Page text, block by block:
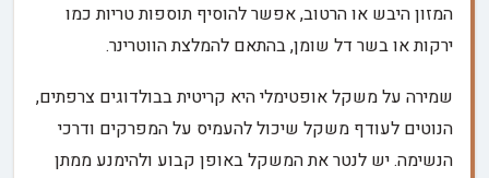
המזון היבש או הרטוב, אפשר להוסיף תוספות טריות כמו
ירקות או בשר דל שומן, בהתאם להמלצת הווטרינר.
שמירה על משקל אופטימלי היא קריטית בבולדוגים צרפתים,
הנוטים לעודף משקל שיכול להעמיס על המפרקים ודרכי
הנשימה. יש לנטר את המשקל באופן קבוע ולהימנע ממתן